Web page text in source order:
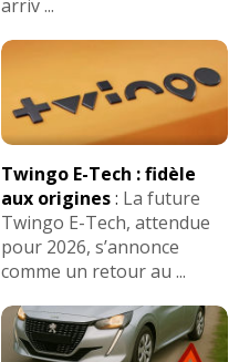
arriv ...
Twingo E-Tech : fidèle
aux origines: La future
Twingo E-Tech, attendue
pour 2026, s’annonce
comme un retour au ...